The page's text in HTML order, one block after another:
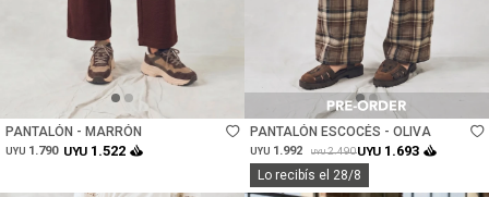
PANTALÓN - MARRÓN
UYU 1.790 UYU 1.522
Talle
PANTALÓN ESCOCÉS - OLIVA
UYU 1.992 UYU 2.490UYU 1.693
Lo recibís el 28/8